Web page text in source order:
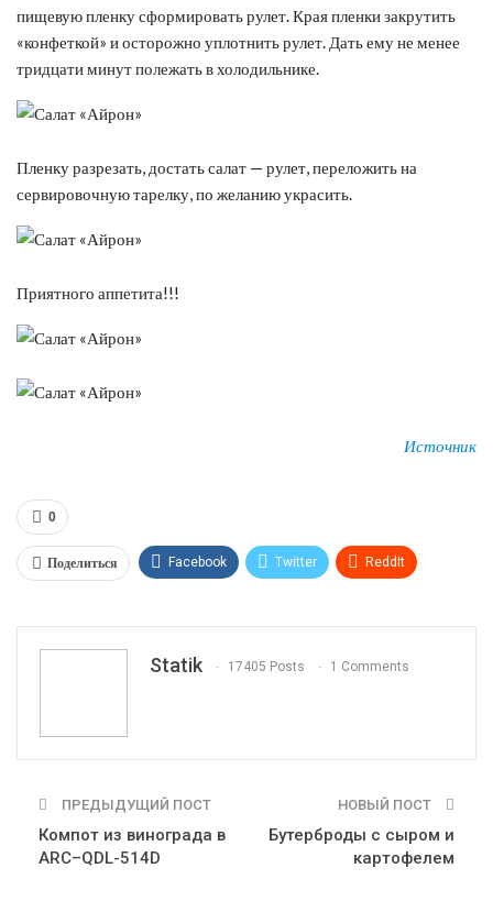
пищевую пленку сформировать рулет. Края пленки закрутить
«конфеткой» и осторожно уплотнить рулет. Дать ему не менее
тридцати минут полежать в холодильнике.
Пленку разрезать, достать салат — рулет, переложить на
сервировочную тарелку, по желанию украсить.
Приятного аппетита!!!
Источник
0
Поделиться Facebook Twitter ReddIt
Statik 17405 Posts 1 Comments
ПРЕДЫДУЩИЙ ПОСТ
Компот из винограда в
ARC–QDL-514D
НОВЫЙ ПОСТ
Бутерброды с сыром и
картофелем